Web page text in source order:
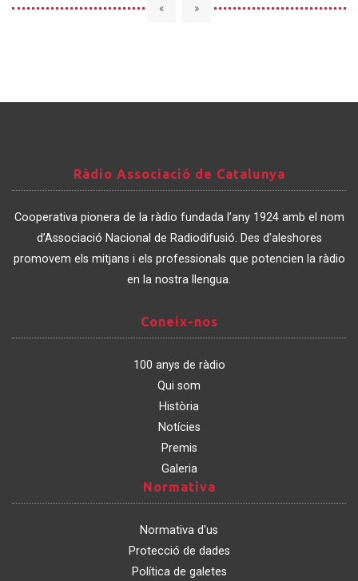
« »
Associació
de
Catalunya
Ràdio Associació de Catalunya
Cooperativa pionera de la ràdio fundada l’any 1924 amb el nom
d’Associació Nacional de Radiodifusió. Des d'aleshores
promovem els mitjans i els professionals que potencien la ràdio
en la nostra llengua.
nos
Coneix-nos
100 anys de ràdio
Qui som
Història
Notícies
Premis
Galeria
Normativa
Normativa d'us
Protecció de dades
Política de galetes